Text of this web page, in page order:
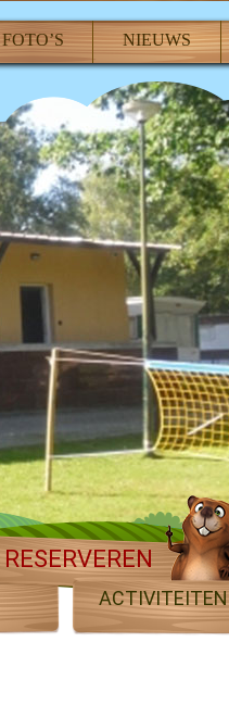
FOTO’S NIEUWS
RESERVEREN
ACTIVITEITEN